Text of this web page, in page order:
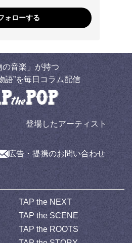
ォローする
の音楽」が持つ
語”を毎日コラム配信
登場したアーティスト
広告・提携のお問い合わせ
TAP the NEXT
TAP the SCENE
TAP the ROOTS